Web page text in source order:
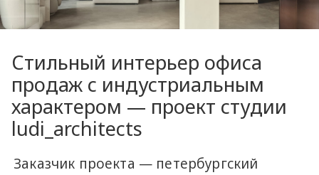
Стильный интерьер офиса
продаж с индустриальным
характером — проект студии
ludi_architects
Заказчик проекта — петербургский